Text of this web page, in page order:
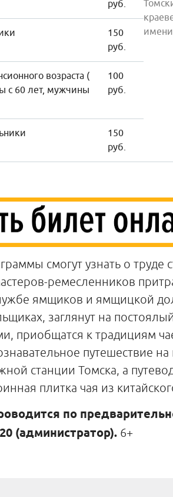
руб.
150
руб.
возраста (
с 60 лет, мужчины
100
руб.
150
руб.
смогут узнать о труде
ремесленников
ямщиков и ямщицкой
заглянут на
приобщатся к традициям
путешествие
станции Томска, а
плитка чая из
по
(администратор). 6+